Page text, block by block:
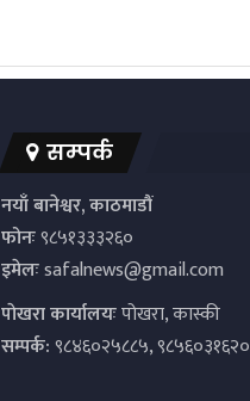
सम्पर्क
नयाँ बानेश्वर, काठमाडौं
फोनः९८५१३३३२६०
इमेलःsafalnews@gmail.com
पाेखरा कार्यालयःपोखरा, कास्की
सम्पर्क:९८४६०२५८८५, ९८५६०३१६२०